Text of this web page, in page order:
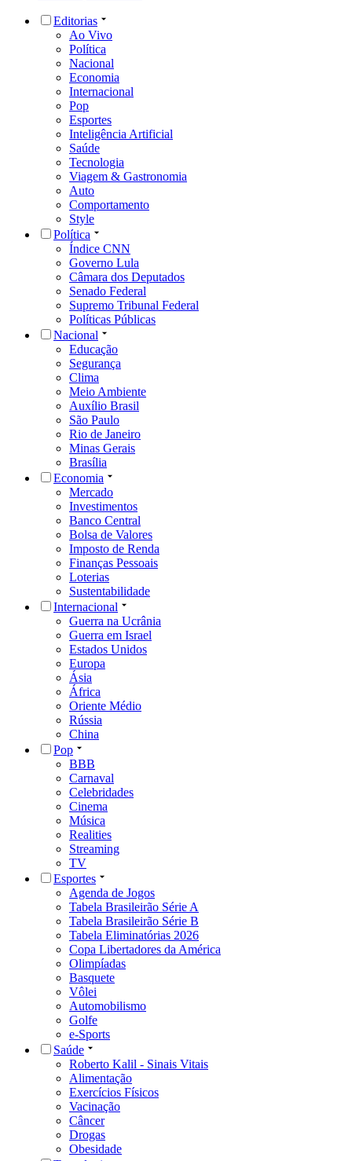
Editorias
Ao Vivo
Política
Nacional
Economia
Internacional
Pop
Esportes
Inteligência Artificial
Saúde
Tecnologia
Viagem & Gastronomia
Auto
Comportamento
Style
Política
Índice CNN
Governo Lula
Câmara dos Deputados
Senado Federal
Supremo Tribunal Federal
Políticas Públicas
Nacional
Educação
Segurança
Clima
Meio Ambiente
Auxílio Brasil
São Paulo
Rio de Janeiro
Minas Gerais
Brasília
Economia
Mercado
Investimentos
Banco Central
Bolsa de Valores
Imposto de Renda
Finanças Pessoais
Loterias
Sustentabilidade
Internacional
Guerra na Ucrânia
Guerra em Israel
Estados Unidos
Europa
Ásia
África
Oriente Médio
Rússia
China
Pop
BBB
Carnaval
Celebridades
Cinema
Música
Realities
Streaming
TV
Esportes
Agenda de Jogos
Tabela Brasileirão Série A
Tabela Brasileirão Série B
Tabela Eliminatórias 2026
Copa Libertadores da América
Olimpíadas
Basquete
Vôlei
Automobilismo
Golfe
e-Sports
Saúde
Roberto Kalil - Sinais Vitais
Alimentação
Exercícios Físicos
Vacinação
Câncer
Drogas
Obesidade